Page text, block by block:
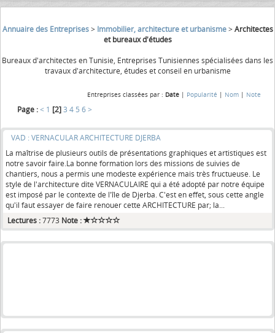
Annuaire des Entreprises> Immobilier, architecture et urbanisme>Architectes
et bureaux d'études
Bureaux d'architectes en Tunisie, Entreprises Tunisiennes spécialisées dans les
travaux d'architecture, études et conseil en urbanisme
Entreprises classées par : Date | Popularité | Nom | Note
Page : < 1 [2] 3 4 5 6 >
VAD : VERNACULAR ARCHITECTURE DJERBA
La maîtrise de plusieurs outils de présentations graphiques et artistiques est
notre savoir faire.La bonne formation lors des missions de suivies de
chantiers, nous a permis une modeste expérience mais très fructueuse. Le
style de l'architecture dite VERNACULAIRE qui a été adopté par notre équipe
est imposé par le contexte de l'île de Djerba. C'est en effet, sous cette angle
qu'il faut essayer de faire renouer cette ARCHITECTURE par; la...
Lectures :7773 Note :